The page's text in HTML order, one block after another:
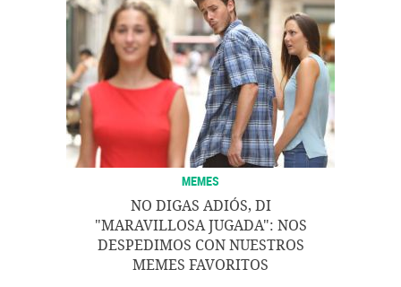
MEMES
NO DIGAS ADIÓS, DI
"MARAVILLOSA JUGADA": NOS
DESPEDIMOS CON NUESTROS
MEMES FAVORITOS